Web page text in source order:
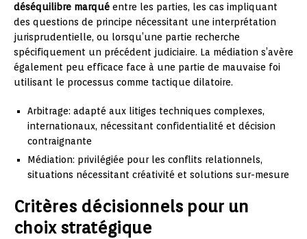
déséquilibre marqué entre les parties, les cas impliquant
des questions de principe nécessitant une interprétation
jurisprudentielle, ou lorsqu’une partie recherche
spécifiquement un précédent judiciaire. La médiation s’avère
également peu efficace face à une partie de mauvaise foi
utilisant le processus comme tactique dilatoire.
Arbitrage: adapté aux litiges techniques complexes,
internationaux, nécessitant confidentialité et décision
contraignante
Médiation: privilégiée pour les conflits relationnels,
situations nécessitant créativité et solutions sur-mesure
Critères décisionnels pour un
choix stratégique